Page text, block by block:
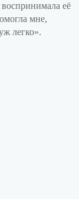
воспринимала её
мне,
легко».